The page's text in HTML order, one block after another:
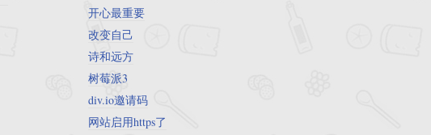
开心最重要
改变自己
诗和远方
树莓派3
div.io邀请码
网站启用https了